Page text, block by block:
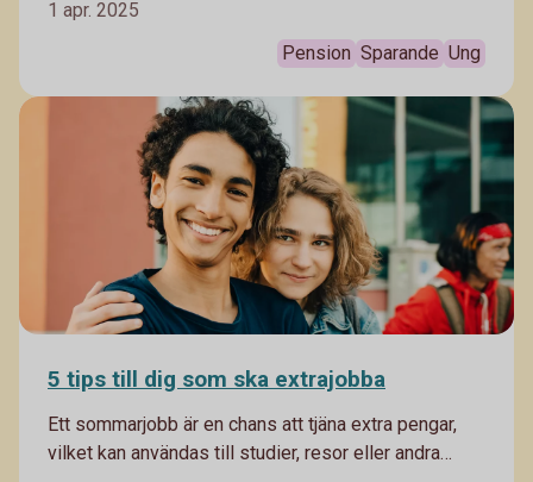
så god pensionärsekonomi som möjligt.
1 apr. 2025
Pension Sparande Ung
5 tips till dig som ska extrajobba
Ett sommarjobb är en chans att tjäna extra pengar,
vilket kan användas till studier, resor eller andra